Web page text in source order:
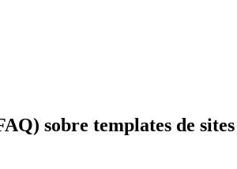
sobre templates de sites